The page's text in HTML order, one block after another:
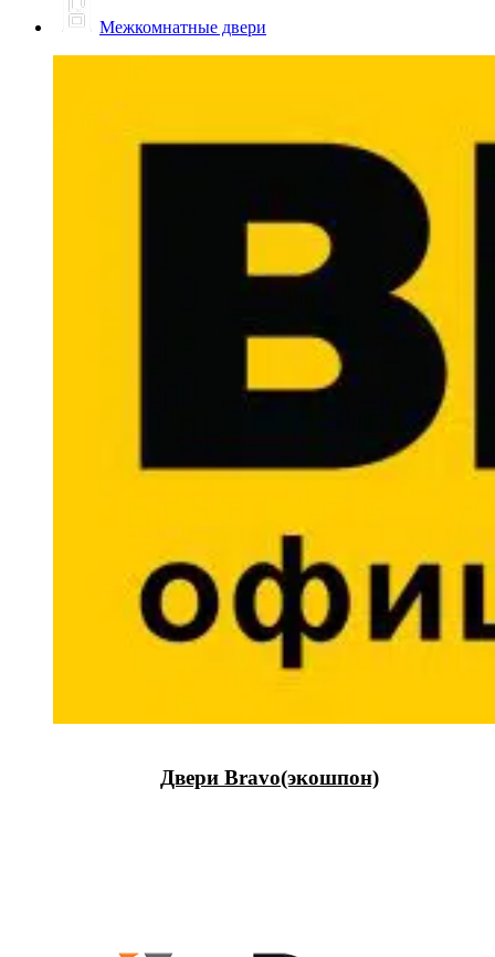
Межкомнатные двери
Двери Bravo(экошпон)